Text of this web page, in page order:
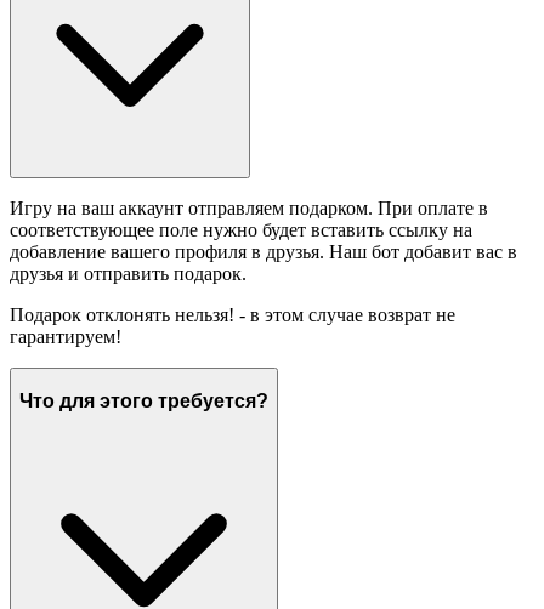
Игру на ваш аккаунт отправляем подарком. При оплате в
соответствующее поле нужно будет вставить ссылку на
добавление вашего профиля в друзья. Наш бот добавит вас в
друзья и отправить подарок.
Подарок отклонять нельзя! - в этом случае возврат не
гарантируем!
Что для этого требуется?